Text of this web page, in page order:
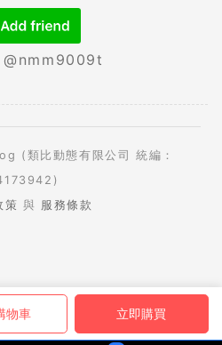
物車 立即購買
(類比動態有限公司 統編：
策 與 服務條款